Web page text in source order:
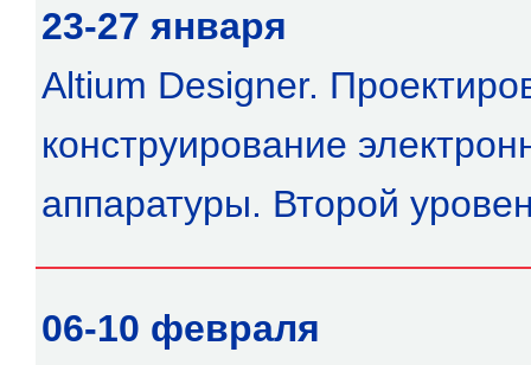
23-27 января
Altium Designer.
конструирование
аппаратуры. Второй
06-10 февраля